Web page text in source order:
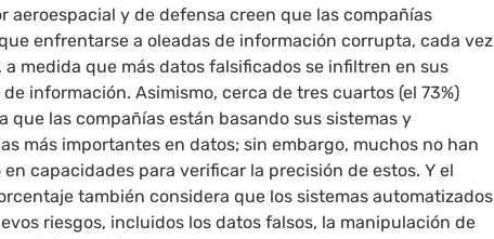
aeroespacial y de defensa creen que las compañías
enfrentarse a oleadas de información corrupta, cada vez
a medida que más datos falsificados se infiltren en sus
información. Asimismo, cerca de tres cuartos (el 73%)
que las compañías están basando sus sistemas y
más importantes en datos; sin embargo, muchos no han
capacidades para verificar la precisión de estos. Y el
también considera que los sistemas automatizados
riesgos, incluidos los datos falsos, la manipulación de